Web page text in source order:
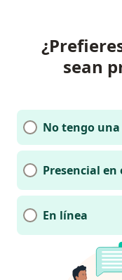
sean
No tengo
Presencial
En línea